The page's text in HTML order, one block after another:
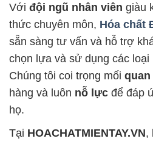
Với đội ngũ nhân viên giàu
thức chuyên môn, Hóa chất
sẵn sàng tư vấn và hỗ trợ
chọn lựa và sử dụng các loại
Chúng tôi coi trọng mối quan
hàng và luôn nỗ lực để đáp
họ.
Tại HOACHATMIENTAY.VN,